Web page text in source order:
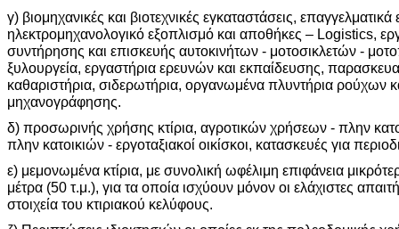
γ) βιομηχανικές και βιοτεχνικές εγκαταστάσεις,
ηλεκτρομηχανολογικό εξοπλισμό και αποθήκες – Logistics,
συντήρησης και επισκευής αυτοκινήτων - μοτοσικλετών -
ξυλουργεία, εργαστήρια ερευνών και εκπαίδευσης,
καθαριστήρια, σιδερωτήρια, οργανωμένα πλυντήρια ρούχων
μηχανογράφησης.
δ) προσωρινής χρήσης κτίρια, αγροτικών χρήσεων - πλην
πλην κατοικιών - εργοταξιακοί οικίσκοι, κατασκευές για
ε) μεμονωμένα κτίρια, με συνολική ωφέλιμη επιφάνεια
μέτρα (50 τ.μ.), για τα οποία ισχύουν μόνον οι ελάχιστες
στοιχεία του κτιριακού κελύφους.